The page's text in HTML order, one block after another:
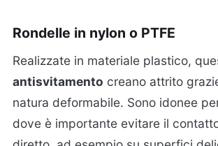
Rondelle in nylon o PTFE
Realizzate in materiale plastico,
antisvitamento creano attrito
natura deformabile. Sono idonee
dove è importante evitare il